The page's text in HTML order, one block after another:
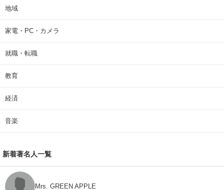
地域
家電・PC・カメラ
就職・転職
教育
経済
音楽
新着著名人一覧
Mrs. GREEN APPLE